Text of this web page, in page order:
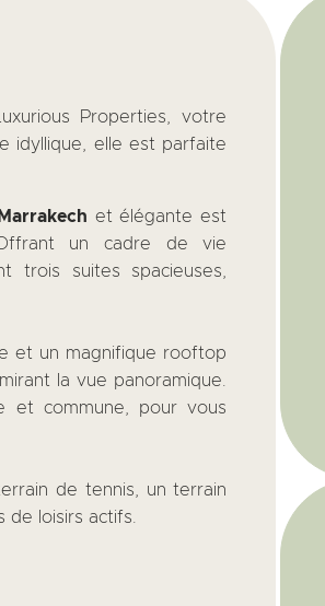
Properties, votre
idyllique, elle est parfaite
et élégante est
un cadre de vie
trois suites spacieuses,
et un magnifique rooftop
la vue panoramique.
et commune, pour vous
de tennis, un terrain
de loisirs actifs.